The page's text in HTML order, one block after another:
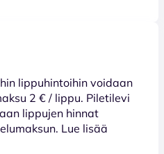
lippuhintoihin voidaan
2 € / lippu. Piletilevi
lippujen hinnat
Lue lisää